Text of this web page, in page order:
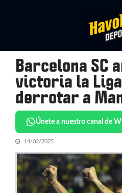
Barcelona SC
victoria la
derrotar a
Únete a nuestro canal de
14/02/2025